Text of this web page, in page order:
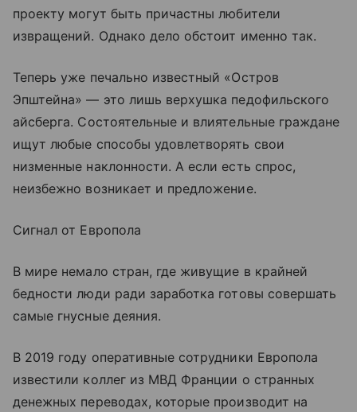
проекту могут быть причастны любители
извращений. Однако дело обстоит именно так.
Теперь уже печально известный «Остров
Эпштейна» — это лишь верхушка педофильского
айсберга. Состоятельные и влиятельные граждане
ищут любые способы удовлетворять свои
низменные наклонности. А если есть спрос,
неизбежно возникает и предложение.
Сигнал от Европола
В мире немало стран, где живущие в крайней
бедности люди ради заработка готовы совершать
самые гнусные деяния.
В 2019 году оперативные сотрудники Европола
известили коллег из МВД Франции о странных
денежных переводах, которые производит на